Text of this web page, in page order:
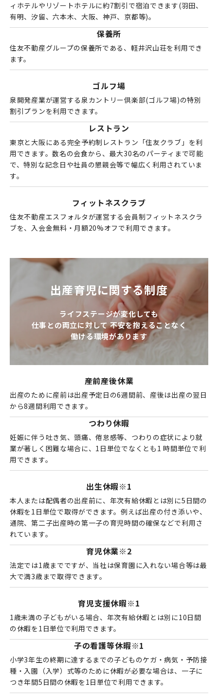
ィホテルやリゾートホテルに約7割引で宿泊できます(羽田、
有明、汐留、六本木、大阪、神戸、京都等)。
保養所
住友不動産グループの保養所である、軽井沢山荘を利用でき
ます。
ゴルフ場
泉開発産業が運営する泉カントリー倶楽部(ゴルフ場)の特別
割引プランを利用できます。
レストラン
東京と大阪にある完全予約制レストラン「住友クラブ」を利
用できます。数名の会食から、最大30名のパーティまで可能
で、特別な記念日や社員の懇親会等で幅広く利用されていま
す。
フィットネスクラブ
住友不動産エスフォルタが運営する会員制フィットネスクラ
ブを、入会金無料・月額20%オフで利用できます。
出産育児に関する制度
ライフステージが変化しても
仕事との両立に対して不安を抱えることなく
働ける環境があります
産前産後休業
出産のために産前は出産予定日の6週間前、産後は出産の翌日
から8週間利用できます。
つわり休暇
妊娠に伴う吐き気、頭痛、倦怠感等、つわりの症状により就
業が著しく困難な場合に、1日単位でなくとも1 時間単位で利
用できます。
出生休暇※1
本人または配偶者の出産前に、年次有給休暇とは別に5日間の
休暇を1日単位で取得ができます。例えば出産の付き添いや、
通院、第二子出産時の第一子の育児時間の確保などで利用さ
れています。
育児休業※2
法定では1歳までですが、当社は保育園に入れない場合等は最
大で満3歳まで取得できます。
育児支援休暇※1
1歳未満の子どもがいる場合、年次有給休暇とは別に10日間
の休暇を1日単位で利用できます。
子の看護等休暇※1
小学3年生の終期に達するまでの子どものケガ・病気・予防接
種・入園（入学）式等のために休暇が必要な場合は、一子に
つき年間5日間の休暇を1日単位で利用できます。